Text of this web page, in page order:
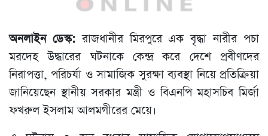
অনলাইন ডেস্ক:রাজধানীর মিরপুরে এক বৃদ্ধা নারীর পচা
মরদেহ উদ্ধারের ঘটনাকে কেন্দ্র করে দেশে প্রবীণদের
নিরাপত্তা, পরিচর্যা ও সামাজিক সুরক্ষা ব্যবস্থা নিয়ে প্রতিক্রিয়া
জানিয়েছেন স্থানীয় সরকার মন্ত্রী ও বিএনপি মহাসচিব মির্জা
ফখরুল ইসলাম আলমগীরের মেয়ে।